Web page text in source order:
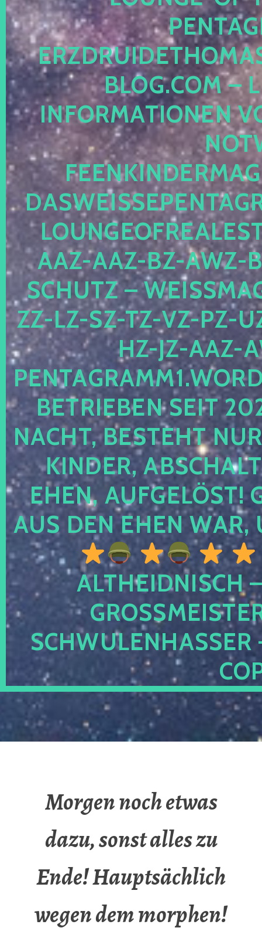
LOG.COM –
NFORMATIONEN
AZ-AAZ-BZ-AWZ-
CHUTZ –
-LZ-SZ-TZ-VZ-PZ-UZ-
-JZ-AAZ-
TRIEBEN SEIT 2024
CHT, BESTEHT NUR
NDER,
EN, AUFGELÖST!
S DEN EHEN WAR,
ALTHEIDNISCH
CHWULENHASSER
Morgen noch etwas
dazu, sonst alles zu
Ende! Hauptsächlich
wegen dem morphen!